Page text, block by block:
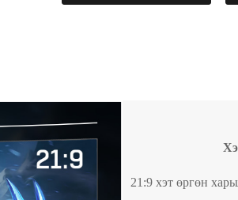
21:9 хэт өргөн